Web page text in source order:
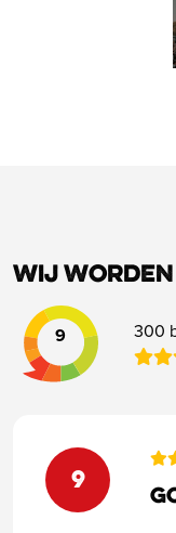
Wij worden
9 300
9